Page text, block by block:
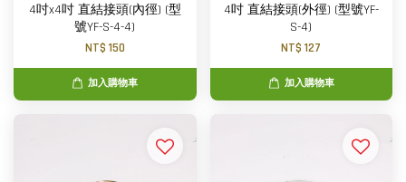
4吋x4吋 直結接頭(內徑) (型
號YF-S-4-4)
NT$ 150
加入購物車
4吋 直結接頭(外徑) (型號YF-
S-4)
NT$ 127
加入購物車